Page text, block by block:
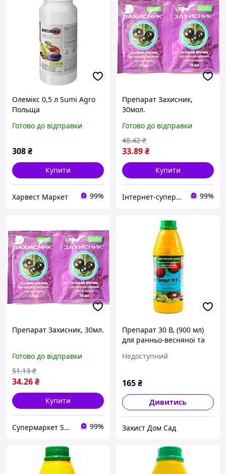
Олемікс 0,5 л Sumi Agro
Польща
Готово до відправки
308₴
Купити
Харвест Маркет 99%
Препарат Захисник,
30мол.
Готово до відправки
33.89₴
48.42 ₴
Купити
Інтернет-супермаркет Оптоман 99%
Препарат Захисник, 30мл.
Готово до відправки
34.26₴
51.13 ₴
Купити
Супермаркет ShopTour 99%
Препарат 30 В, (900 мл)
для ранньо-весняної та
шкідників
Недоступний
165₴
Дивитись
Захист Дом Сад